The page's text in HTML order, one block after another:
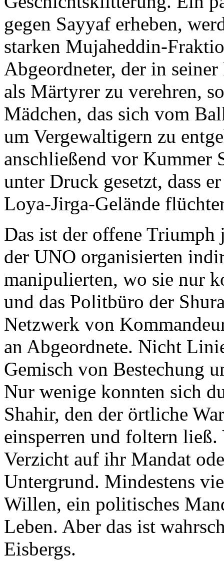
gegen Sayyaf erheben,
starken Mujaheddin-
Abgeordneter, der in
als Märtyrer zu verehren,
Mädchen, das sich vom
um Vergewaltigern zu
anschließend vor Kummer
unter Druck gesetzt, dass
Loya-Jirga-Gelände
Das ist der offene
der UNO organisierten
manipulierten, wo sie nur
und das Politbüro der
Netzwerk von
an Abgeordnete. Nicht
Gemisch von Bestechung
Nur wenige konnten sich
Shahir, den der örtliche
einsperren und foltern ließ.
Verzicht auf ihr Mandat
Untergrund. Mindestens
Willen, ein politisches
Leben. Aber das ist
Eisbergs.